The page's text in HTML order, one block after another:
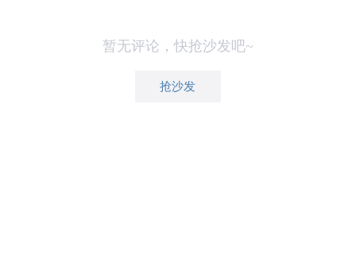
暂无评论，快抢沙发吧~
抢沙发